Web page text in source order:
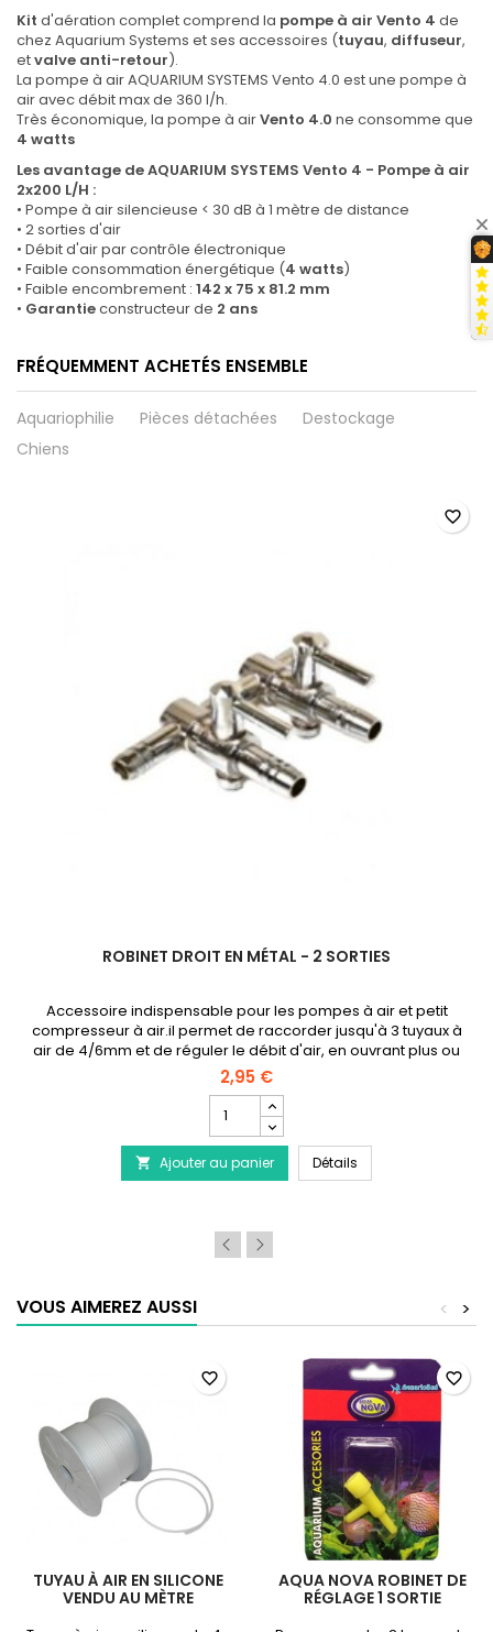
Kit d'aération complet comprend la pompe à air Vento 4 de
chez Aquarium Systems et ses accessoires (tuyau, diffuseur,
etvalve anti-retour).
La pompe à air AQUARIUM SYSTEMS Vento 4.0 est une pompe à
air avec débit max de 360 l/h.
Très économique, la pompe à airVento 4.0 ne consomme que
4 watts
Les avantage de AQUARIUM SYSTEMS Vento 4 - Pompe à air
2x200 L/H :
• Pompe à air silencieuse < 30 dB à 1 mètre de distance
• 2 sorties d'air
• Débit d'air par contrôle électronique
• Faible consommation énergétique (4 watts)
• Faible encombrement : 142 x 75 x 81.2 mm
• Garantieconstructeur de 2 ans
FRÉQUEMMENT ACHETÉS ENSEMBLE
Aquariophilie Pièces détachées
Destockage
Chiens
à air cylindrique 25x15 mm - Lot de 4
ROBINET DROIT EN MÉTAL - 2 SORTIES
Accessoire indispensable pour les pompes à air et petit
compresseur à air.il permet de raccorder jusqu'à 3 tuyaux à
air de 4/6mm et de réguler le débit d'air, en ouvrant plus ou
moins les robinets.
2,95 €
quantité
du
produit
Robinet
métal
-
 Ajouter au panier Détails
favorite_border
VOUS AIMEREZ AUSSI >
<
TUYAU À AIR EN SILICONE
VENDU AU MÈTRE
favorite_border
AQUA NOVA ROBINET DE
RÉGLAGE 1 SORTIE
favorite_border